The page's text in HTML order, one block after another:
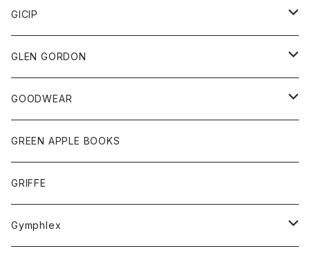
パーカー
グッズ
ネクタイ
チーフ
トップス
シャツ
タンクトップ
ボトム
ショートパンツ
スカート
レディース
スカート
Tシャツ
靴
サンダル
GICIP
トップス
Tシャツ
GLEN GORDON
グッズ
手袋
GOODWEAR
トップス
Tシャツ
GREEN APPLE BOOKS
GRIFFE
Gymphlex